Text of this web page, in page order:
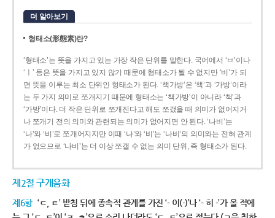
더 알아보기
형태소(形態素)란?
‘형태소’는 뜻을 가지고 있는 가장 작은 단위를 말한다. 국어에서 ‘ㅂ’이나
‘ㅣ’ 등은 뜻을 가지고 있지 않기 때문에 형태소가 될 수 없지만 ‘비’가 되
면 뜻을 이루는 최소 단위인 형태소가 된다. ‘책가방’은 ‘책’과 ‘가방’이라
는 두 가지 의미로 쪼개지기 때문에 형태소는 ‘책가방’이 아니라 ‘책’과
‘가방’이다. 더 작은 단위로 쪼개진다고 해도 쪼갰을 때 의미가 없어지거
나 쪼개기 전의 의미와 관련되는 의미가 없어지면 안 된다. ‘나비’는
‘나’와 ‘비’로 쪼개어지지만 이때 ‘나’와 ‘비’는 ‘나비’의 의미와는 전혀 관계
가 없으므로 ‘나비’는 더 이상 쪼갤 수 없는 의미 단위, 즉 형태소가 된다.
제2절 구개음화
제6항 ‘ㄷ, ㅌ’ 받침 뒤에 종속적 관계를 가진 ‘- 이(-)’나 ‘- 히 -’가 올 적에